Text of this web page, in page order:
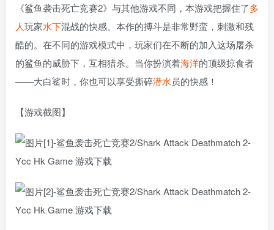
《鲨鱼袭击死亡竞赛2》与其他游戏不同，本游戏把握住了多
人玩家水下混战的快感。本作的搏斗是非常野蛮，刺激和残
酷的。在不同的游戏模式中，玩家们在不断的加入这场屠杀
的鲨鱼的威胁下，互相猎杀。当你扮演着海洋的顶级掠食者
——大白鲨时，你也可以享受撕碎潜水员的快感！
【游戏截图】